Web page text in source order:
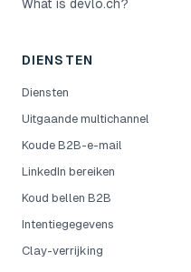
What is devlo.ch?
DIENSTEN
Diensten
Uitgaande multichannel
Koude B2B-e-mail
LinkedIn bereiken
Koud bellen B2B
Intentiegegevens
Clay-verrijking